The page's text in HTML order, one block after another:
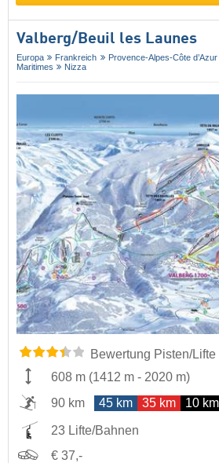
Valberg/​Beuil les Launes
Europa Frankreich Provence-Alpes-Côte d’Azur
Maritimes
Nizza
Bewertung Pisten/Lifte
608 m (1412 m - 2020 m)
90 km
45 km 35 km 10 km
23 Lifte/Bahnen
€ 37,-